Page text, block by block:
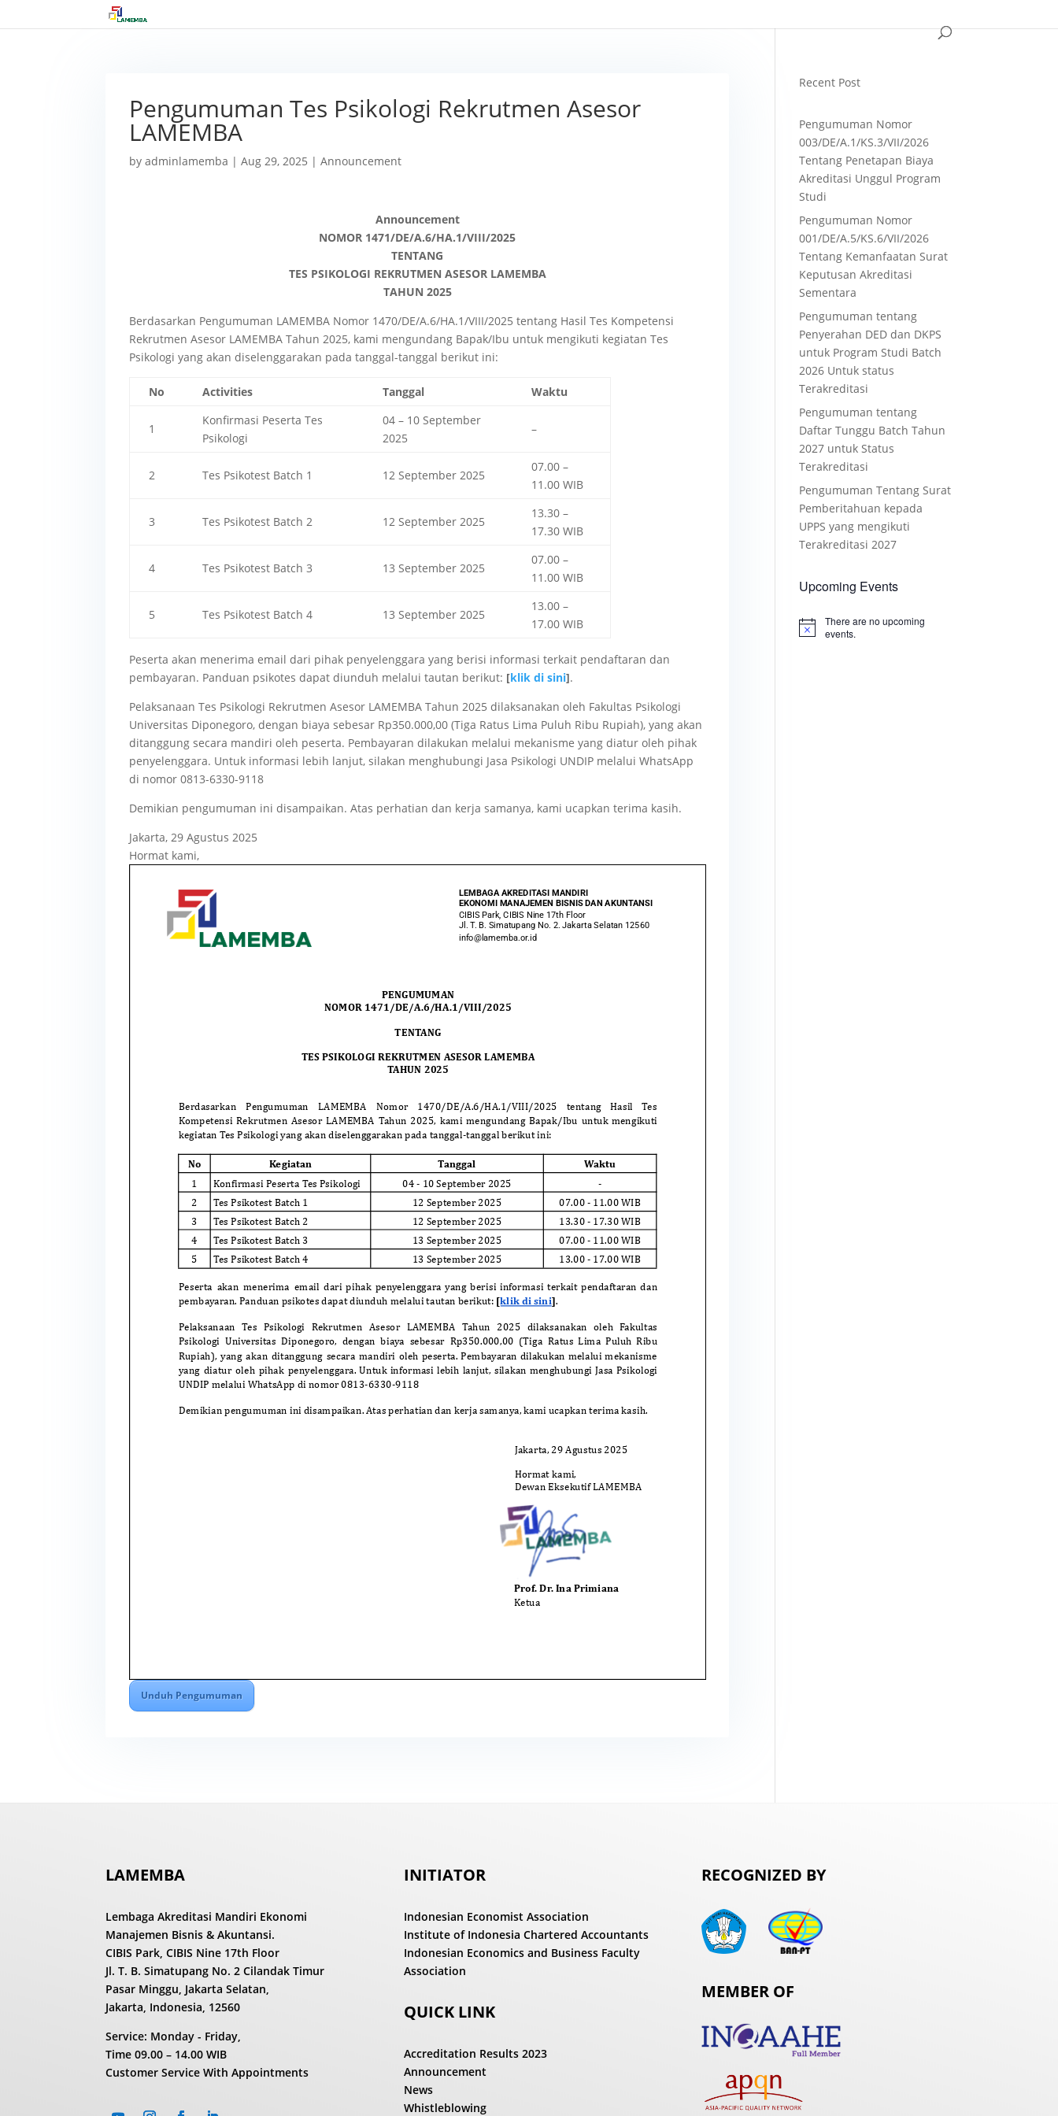
Pengumuman Tes Psikologi Rekrutmen Asesor
LAMEMBA
byadminlamemba |Aug 29, 2025 |Announcement
Announcement
NOMOR 1471/DE/A.6/HA.1/VIII/2025
TENTANG
TES PSIKOLOGI REKRUTMEN ASESOR LAMEMBA
TAHUN 2025
Berdasarkan Pengumuman LAMEMBA Nomor 1470/DE/A.6/HA.1/VIII/2025 tentang Hasil Tes Kompetensi
Rekrutmen Asesor LAMEMBA Tahun 2025, kami mengundang Bapak/Ibu untuk mengikuti kegiatan Tes
Psikologi yang akan diselenggarakan pada tanggal-tanggal berikut ini:
No Activities Tanggal Waktu
1
Konfirmasi Peserta Tes
Psikologi
04 – 10 September
2025
–
2 Tes Psikotest Batch 1 12 September 2025
07.00 –
11.00 WIB
3 Tes Psikotest Batch 2 12 September 2025
13.30 –
17.30 WIB
4 Tes Psikotest Batch 3 13 September 2025
07.00 –
11.00 WIB
5 Tes Psikotest Batch 4 13 September 2025
13.00 –
17.00 WIB
Peserta akan menerima email dari pihak penyelenggara yang berisi informasi terkait pendaftaran dan
pembayaran. Panduan psikotes dapat diunduh melalui tautan berikut: [klik di sini].
Pelaksanaan Tes Psikologi Rekrutmen Asesor LAMEMBA Tahun 2025 dilaksanakan oleh Fakultas Psikologi
Universitas Diponegoro, dengan biaya sebesar Rp350.000,00 (Tiga Ratus Lima Puluh Ribu Rupiah), yang akan
ditanggung secara mandiri oleh peserta. Pembayaran dilakukan melalui mekanisme yang diatur oleh pihak
penyelenggara. Untuk informasi lebih lanjut, silakan menghubungi Jasa Psikologi UNDIP melalui WhatsApp
di nomor 0813-6330-9118
Demikian pengumuman ini disampaikan. Atas perhatian dan kerja samanya, kami ucapkan terima kasih.
Jakarta, 29 Agustus 2025
Hormat kami,
Unduh Pengumuman
Recent Post
Pengumuman Nomor
003/DE/A.1/KS.3/VII/2026
Tentang Penetapan Biaya
Akreditasi Unggul Program
Studi
Pengumuman Nomor
001/DE/A.5/KS.6/VII/2026
Tentang Kemanfaatan Surat
Keputusan Akreditasi
Sementara
Pengumuman tentang
Penyerahan DED dan DKPS
untuk Program Studi Batch
2026 Untuk status
Terakreditasi
Pengumuman tentang
Daftar Tunggu Batch Tahun
2027 untuk Status
Terakreditasi
Pengumuman Tentang Surat
Pemberitahuan kepada
UPPS yang mengikuti
Terakreditasi 2027
Upcoming Events
Notice
There are no upcoming
events.
LAMEMBA
Lembaga Akreditasi Mandiri Ekonomi
Manajemen Bisnis & Akuntansi.
CIBIS Park, CIBIS Nine 17th Floor
Jl. T. B. Simatupang No. 2 Cilandak Timur
Pasar Minggu, Jakarta Selatan,
Jakarta, Indonesia, 12560
Service: Monday - Friday,
Time09.00 – 14.00 WIB
Customer Service With Appointments
INITIATOR
Indonesian Economist Association
Institute of Indonesia Chartered Accountants
Indonesian Economics and Business Faculty
Association
QUICK LINK
Accreditation Results 2023
Announcement
News
Whistleblowing
RECOGNIZED BY
MEMBER OF